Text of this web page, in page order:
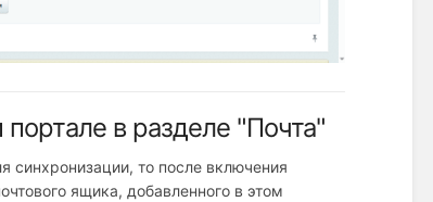
в разделе "Почта"
синхронизации, то после включения
ящика, добавленного в этом